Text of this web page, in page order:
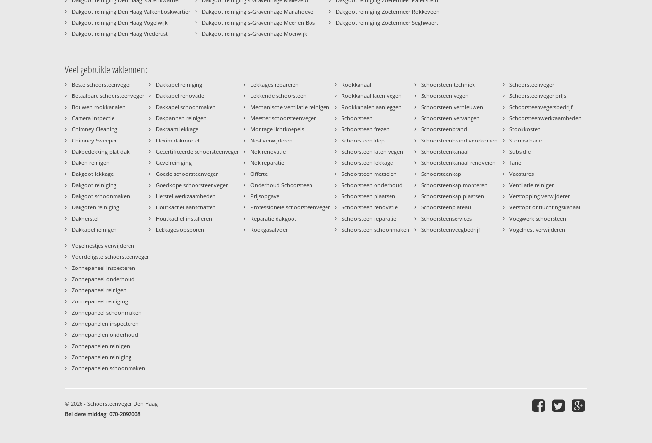
› Dakgoot reiniging Den Haag Valkenboskwartier
› Dakgoot reiniging Den Haag Vogelwijk
› Dakgoot reiniging Den Haag Vrederust
› Dakgoot reiniging s-Gravenhage Mariahoeve
› Dakgoot reiniging s-Gravenhage Meer en Bos
› Dakgoot reiniging s-Gravenhage Moerwijk
› Dakgoot reiniging Zoetermeer Rokkeveen
› Dakgoot reiniging Zoetermeer Seghwaert
Veel gebruikte vaktermen:
› Beste schoorsteenveger
› Betaalbare schoorsteenveger
› Bouwen rookkanalen
› Camera inspectie
› Chimney Cleaning
› Chimney Sweeper
› Dakbedekking plat dak
› Daken reinigen
› Dakgoot lekkage
› Dakgoot reiniging
› Dakgoot schoonmaken
› Dakgoten reiniging
› Dakherstel
› Dakkapel reinigen
› Dakkapel reiniging
› Dakkapel renovatie
› Dakkapel schoonmaken
› Dakpannen reinigen
› Dakraam lekkage
› Flexim dakmortel
› Gecertificeerde schoorsteenveger
› Gevelreiniging
› Goede schoorsteenveger
› Goedkope schoorsteenveger
› Herstel werkzaamheden
› Houtkachel aanschaffen
› Houtkachel installeren
› Lekkages opsporen
› Lekkages repareren
› Lekkende schoorsteen
› Mechanische ventilatie reinigen
› Meester schoorsteenveger
› Montage lichtkoepels
› Nest verwijderen
› Nok renovatie
› Nok reparatie
› Offerte
› Onderhoud Schoorsteen
› Prijsopgave
› Professionele schoorsteenveger
› Reparatie dakgoot
› Rookgasafvoer
› Rookkanaal
› Rookkanaal laten vegen
› Rookkanalen aanleggen
› Schoorsteen
› Schoorsteen frezen
› Schoorsteen klep
› Schoorsteen laten vegen
› Schoorsteen lekkage
› Schoorsteen metselen
› Schoorsteen onderhoud
› Schoorsteen plaatsen
› Schoorsteen renovatie
› Schoorsteen reparatie
› Schoorsteen schoonmaken
› Schoorsteen techniek
› Schoorsteen vegen
› Schoorsteen vernieuwen
› Schoorsteen vervangen
› Schoorsteenbrand
› Schoorsteenbrand voorkomen
› Schoorsteenkanaal
› Schoorsteenkanaal renoveren
› Schoorsteenkap
› Schoorsteenkap monteren
› Schoorsteenkap plaatsen
› Schoorsteenplateau
› Schoorsteenservices
› Schoorsteenveegbedrijf
› Schoorsteenveger
› Schoorsteenveger prijs
› Schoorsteenvegersbedrijf
› Schoorsteenwerkzaamheden
› Stookkosten
› Stormschade
› Subsidie
› Tarief
› Vacatures
› Ventilatie reinigen
› Verstopping verwijderen
› Verstopt ontluchtingskanaal
› Voegwerk schoorsteen
› Vogelnest verwijderen
› Vogelnestjes verwijderen
› Voordeligste schoorsteenveger
› Zonnepaneel inspecteren
› Zonnepaneel onderhoud
› Zonnepaneel reinigen
› Zonnepaneel reiniging
› Zonnepaneel schoonmaken
› Zonnepanelen inspecteren
› Zonnepanelen onderhoud
› Zonnepanelen reinigen
› Zonnepanelen reiniging
› Zonnepanelen schoonmaken
© 2026 - Schoorsteenveger Den Haag
Bel deze middag:070-2092008